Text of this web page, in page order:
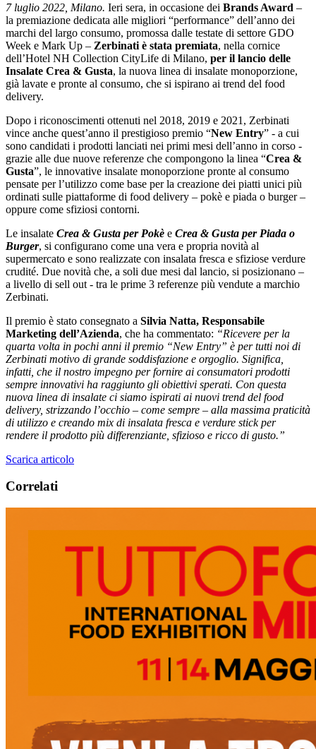
7 luglio 2022, Milano. Ieri sera, in occasione dei Brands Award –
la premiazione dedicata alle migliori “performance” dell’anno dei
marchi del largo consumo, promossa dalle testate di settore GDO
Week e Mark Up – Zerbinati è stata premiata, nella cornice
dell’Hotel NH Collection CityLife di Milano, per il lancio delle
Insalate Crea & Gusta, la nuova linea di insalate monoporzione,
già lavate e pronte al consumo, che si ispirano ai trend del food
delivery.
Dopo i riconoscimenti ottenuti nel 2018, 2019 e 2021, Zerbinati
vince anche quest’anno il prestigioso premio “New Entry” - a cui
sono candidati i prodotti lanciati nei primi mesi dell’anno in corso -
grazie alle due nuove referenze che compongono la linea “Crea &
Gusta”, le innovative insalate monoporzione pronte al consumo
pensate per l’utilizzo come base per la creazione dei piatti unici più
ordinati sulle piattaforme di food delivery – pokè e piada o burger –
oppure come sfiziosi contorni.
Le insalate Crea & Gusta per Pokè e Crea & Gusta per Piada o
Burger, si configurano come una vera e propria novità al
supermercato e sono realizzate con insalata fresca e sfiziose verdure
crudité. Due novità che, a soli due mesi dal lancio, si posizionano –
a livello di sell out - tra le prime 3 referenze più vendute a marchio
Zerbinati.
Il premio è stato consegnato a Silvia Natta, Responsabile
Marketing dell’Azienda, che ha commentato: “Ricevere per la
quarta volta in pochi anni il premio “New Entry” è per tutti noi di
Zerbinati motivo di grande soddisfazione e orgoglio. Significa,
infatti, che il nostro impegno per fornire ai consumatori prodotti
sempre innovativi ha raggiunto gli obiettivi sperati. Con questa
nuova linea di insalate ci siamo ispirati ai nuovi trend del food
delivery, strizzando l’occhio – come sempre – alla massima praticità
di utilizzo e creando mix di insalata fresca e verdure stick per
rendere il prodotto più differenziante, sfizioso e ricco di gusto.”
Scarica articolo
Correlati